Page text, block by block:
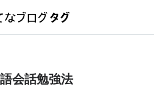
会話勉強法